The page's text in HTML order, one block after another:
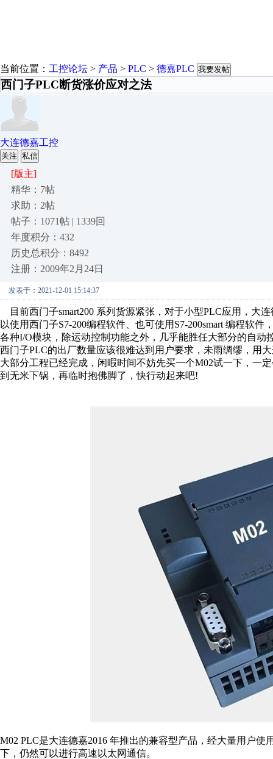
当前位置： 工控论坛 > 产品 > PLC > 德嘉PLC 我要发帖
西门子PLC断货涨价应对之法
大连德嘉工控
关注 私信
[版主]
精华：7帖
求助：2帖
帖子：1071帖 | 1339回
年度积分：432
历史总积分：8492
注册：2009年2月24日
发表于：2021-12-01 15:14:37
目前西门子smart200 系列货源紧张，对于小型PLC应用，大
以使用西门子S7-200编程软件、也可使用S7-200smart 编程软
各种I/O模块，除运动控制功能之外，几乎能胜任大部分的自
西门子PLC的出厂数量应该很难达到用户要求，未雨绸缪，用
大部分工程已经完成，闲暇时间不妨先买一个M02试一下，一
到无米下锅，再临时抱佛脚了，快行动起来吧!
M02 PLC是大连德嘉2016 年推出的兼容型产品，经大量用户
下，仍然可以进行高速以太网通信。